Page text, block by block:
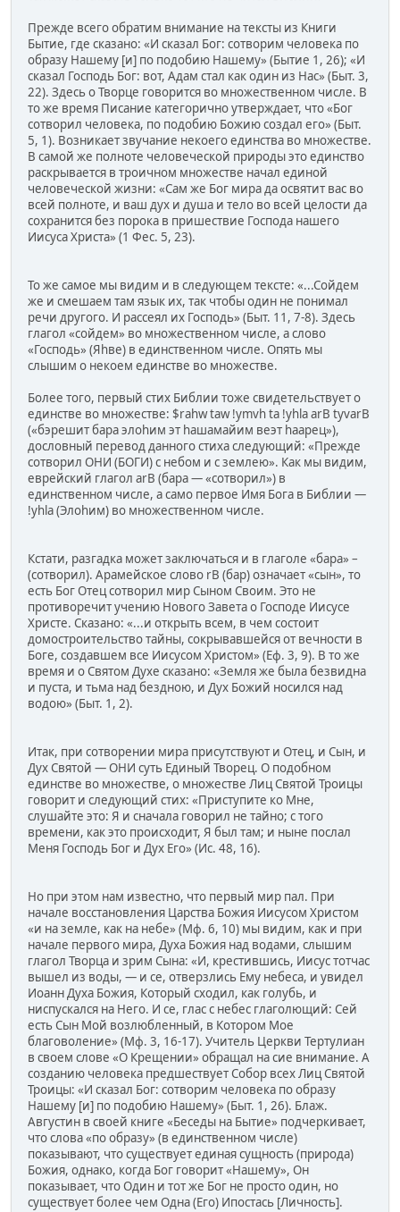
Прежде всего обратим внимание на тексты из Книги
Бытие, где сказано: «И сказал Бог: сотворим человека по
образу Нашему [и] по подобию Нашему» (Бытие 1, 26); «И
сказал Господь Бог: вот, Адам стал как один из Нас» (Быт. 3,
22). Здесь о Творце говорится во множественном числе. В
то же время Писание категорично утверждает, что «Бог
сотворил человека, по подобию Божию создал его» (Быт.
5, 1). Возникает звучание некоего единства во множестве.
В самой же полноте человеческой природы это единство
раскрывается в троичном множестве начал единой
человеческой жизни: «Сам же Бог мира да освятит вас во
всей полноте, и ваш дух и душа и тело во всей целости да
сохранится без порока в пришествие Господа нашего
Иисуса Христа» (1 Фес. 5, 23).
То же самое мы видим и в следующем тексте: «...Сойдем
же и смешаем там язык их, так чтобы один не понимал
речи другого. И рассеял их Господь» (Быт. 11, 7-8). Здесь
глагол «сойдем» во множественном числе, а слово
«Господь» (Яhве) в единственном числе. Опять мы
слышим о некоем единстве во множестве.
Более того, первый стих Библии тоже свидетельствует о
единстве во множестве: $rahw taw !ymvh ta !yhla arB tyvarB
(«бэрешит бара элоhим эт hашамайим веэт hаарец»),
дословный перевод данного стиха следующий: «Прежде
сотворил ОНИ (БОГИ) с небом и с землею». Как мы видим,
еврейский глагол arB (бара — «сотворил») в
единственном числе, а само первое Имя Бога в Библии —
!yhla (Элоhим) во множественном числе.
Кстати, разгадка может заключаться и в глаголе «бара» –
(сотворил). Арамейское слово rB (бар) означает «сын», то
есть Бог Отец сотворил мир Сыном Своим. Это не
противоречит учению Нового Завета о Господе Иисусе
Христе. Сказано: «...и открыть всем, в чем состоит
домостроительство тайны, сокрывавшейся от вечности в
Боге, создавшем все Иисусом Христом» (Еф. 3, 9). В то же
время и о Святом Духе сказано: «Земля же была безвидна
и пуста, и тьма над бездною, и Дух Божий носился над
водою» (Быт. 1, 2).
Итак, при сотворении мира присутствуют и Отец, и Сын, и
Дух Святой — ОНИ суть Единый Творец. О подобном
единстве во множестве, о множестве Лиц Святой Троицы
говорит и следующий стих: «Приступите ко Мне,
слушайте это: Я и сначала говорил не тайно; с того
времени, как это происходит, Я был там; и ныне послал
Меня Господь Бог и Дух Его» (Ис. 48, 16).
Но при этом нам известно, что первый мир пал. При
начале восстановления Царства Божия Иисусом Христом
«и на земле, как на небе» (Мф. 6, 10) мы видим, как и при
начале первого мира, Духа Божия над водами, слышим
глагол Творца и зрим Сына: «И, крестившись, Иисус тотчас
вышел из воды, — и се, отверзлись Ему небеса, и увидел
Иоанн Духа Божия, Который сходил, как голубь, и
ниспускался на Него. И се, глас с небес глаголющий: Сей
есть Сын Мой возлюбленный, в Котором Мое
благоволение» (Мф. 3, 16-17). Учитель Церкви Тертулиан
в своем слове «О Крещении» обращал на сие внимание. А
созданию человека предшествует Собор всех Лиц Святой
Троицы: «И сказал Бог: сотворим человека по образу
Нашему [и] по подобию Нашему» (Быт. 1, 26). Блаж.
Августин в своей книге «Беседы на Бытие» подчеркивает,
что слова «по образу» (в единственном числе)
показывают, что существует единая сущность (природа)
Божия, однако, когда Бог говорит «Нашему», Он
показывает, что Один и тот же Бог не просто один, но
существует более чем Одна (Его) Ипостась [Личность].